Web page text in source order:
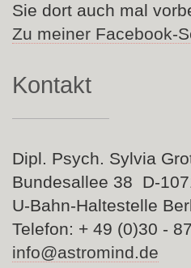
Sie dort auch mal
Zu meiner Facebook-
Kontakt
Dipl. Psych. Sylvia
Bundesallee 38 D-
U-Bahn-Haltestelle
Telefon: + 49 (0)30 -
info@astromind.de